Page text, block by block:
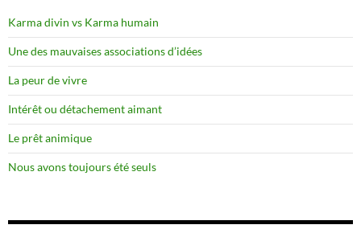
Karma divin vs Karma humain
Une des mauvaises associations d’idées
La peur de vivre
Intérêt ou détachement aimant
Le prêt animique
Nous avons toujours été seuls